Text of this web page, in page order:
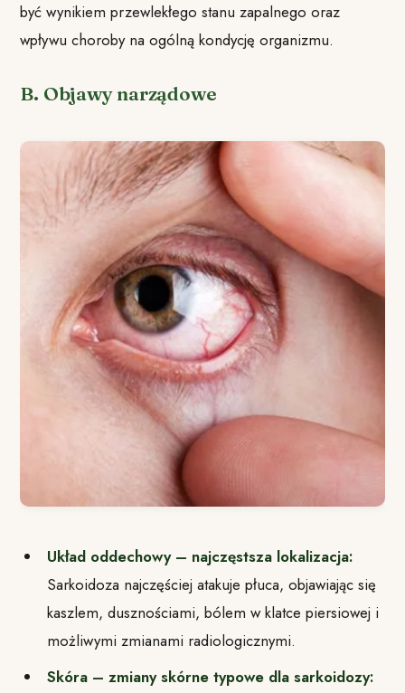
być wynikiem przewlekłego stanu zapalnego oraz
wpływu choroby na ogólną kondycję organizmu.
B. Objawy narządowe
Układ oddechowy – najczęstsza lokalizacja:
Sarkoidoza najczęściej atakuje płuca, objawiając się
kaszlem, dusznościami, bólem w klatce piersiowej i
możliwymi zmianami radiologicznymi.
Skóra – zmiany skórne typowe dla sarkoidozy: